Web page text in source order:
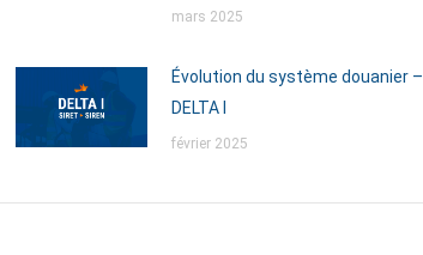
mars 2025
Évolution du système douanier –
DELTA I
février 2025